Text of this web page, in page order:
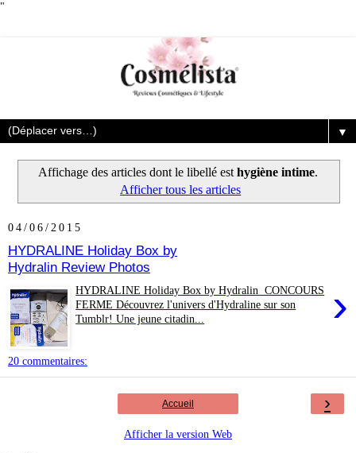
"
▼
Affichage des articles dont le libellé est hygiène intime.
Afficher tous les articles
04/06/2015
HYDRALINE Holiday Box by
Hydralin Review Photos
›
HYDRALINE Holiday Box by Hydralin CONCOURS
FERME Découvrez l'univers d'Hydraline sur son
Tumblr! Une jeune citadin...
20 commentaires:
›
Accueil
Afficher la version Web